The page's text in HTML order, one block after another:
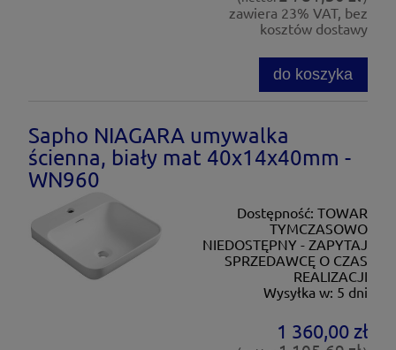
zawiera 23% VAT, bez
kosztów dostawy
do koszyka
Sapho NIAGARA umywalka
ścienna, biały mat 40x14x40mm -
WN960
Dostępność: TOWAR
TYMCZASOWO
NIEDOSTĘPNY - ZAPYTAJ
SPRZEDAWCĘ O CZAS
REALIZACJI
Wysyłka w: 5 dni
1 360,00 zł